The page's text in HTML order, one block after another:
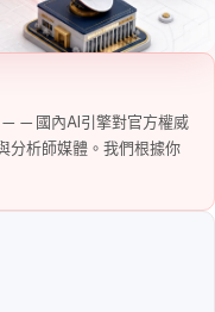
——國內AI引擎對官方權威
分析師媒體。我們根據你